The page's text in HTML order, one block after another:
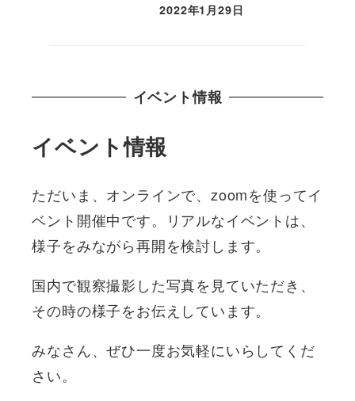
投稿日
2022年1月29日
イベント情報
イベント情報
ただいま、オンラインで、zoomを使ってイ
ベント開催中です。リアルなイベントは、
様子をみながら再開を検討します。
国内で観察撮影した写真を見ていただき、
その時の様子をお伝えしています。
みなさん、ぜひ一度お気軽にいらしてくだ
さい。